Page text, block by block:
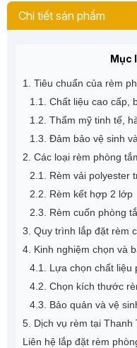
Chi tiết sản phẩm
Mục
1. Tiêu chuẩn của rèm
1.1. Chất liệu cao cấp,
1.2. Thẩm mỹ tinh tế,
1.3. Đảm bảo vệ sinh
2. Các loại rèm phòng
2.1. Rèm vải polyester
2.2. Rèm kết hợp 2 lớp
2.3. Rèm cuốn phòng
3. Quy trình lắp đặt rèm
4. Kinh nghiệm chọn và
4.1. Lựa chọn chất liệu
4.2. Chọn kích thước
4.3. Bảo quản và vệ
5. Dịch vụ rèm tại Thanh
Liên hệ lắp đặt rèm